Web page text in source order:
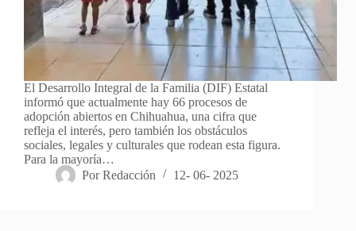
El Desarrollo Integral de la Familia (DIF) Estatal
informó que actualmente hay 66 procesos de
adopción abiertos en Chihuahua, una cifra que
refleja el interés, pero también los obstáculos
sociales, legales y culturales que rodean esta figura.
Para la mayoría…
Por Redacción 12- 06- 2025